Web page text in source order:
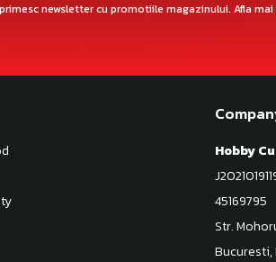
newsletter cu promotiile magazinului. Afla
Hobby
45169795
Str.
Bucuresti,